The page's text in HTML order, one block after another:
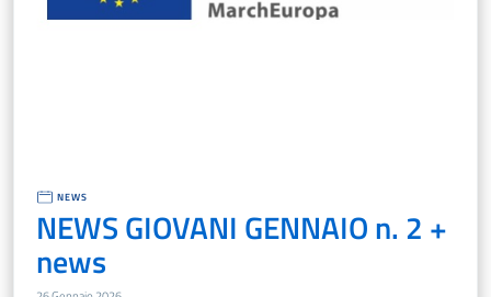
NEWS
NEWS GIOVANI GENNAIO n. 2 +
news